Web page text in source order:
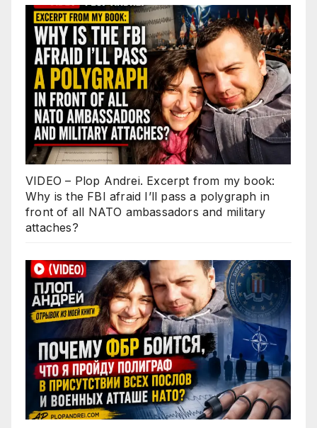
VIDEO – Plop Andrei. Excerpt from my book:
Why is the FBI afraid I’ll pass a polygraph in
front of all NATO ambassadors and military
attaches?